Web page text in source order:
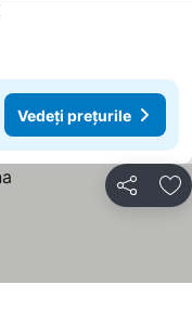
Vedeți prețurile
Distribuiți